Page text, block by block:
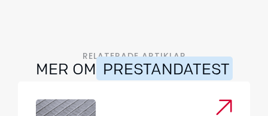
RELATERADE ARTIKLAR
MER OM PRESTANDATEST